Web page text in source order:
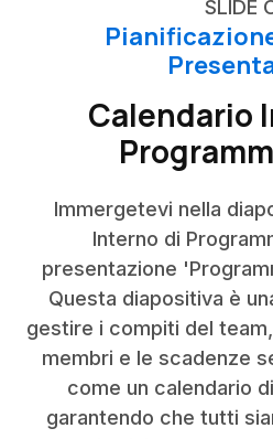
SLIDE
Calendario
Immergetevi nella
Interno di
presentazione
Questa diapositiva è
gestire i compiti del
membri e le scadenze
come un calendario
garantendo che tutti